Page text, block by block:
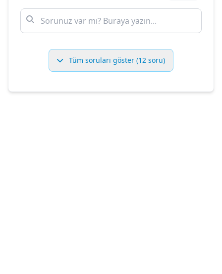
Tüm soruları göster (12 soru)